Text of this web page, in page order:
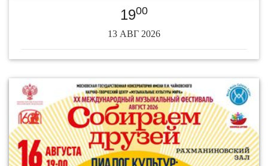
1900
13 АВГ 2026